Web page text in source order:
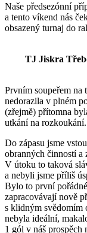
Naše předsezónní
a tento víkend nás
obsazený turnaj do
TJ Jiskra
Prvním soupeřem na
nedorazila v plném
(zřejmě) přítomna
utkání na rozkoukání.
Do zápasu jsme
obranných činností a
V útoku to taková
a nebyli jsme příliš
Bylo to první
zapracovávají nově
s klidným svědomím
nebyla ideální,
1 gól v náš prospěch